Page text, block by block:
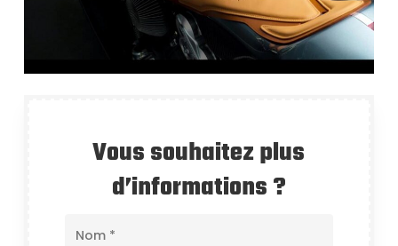
Vous souhaitez plus
d’informations ?